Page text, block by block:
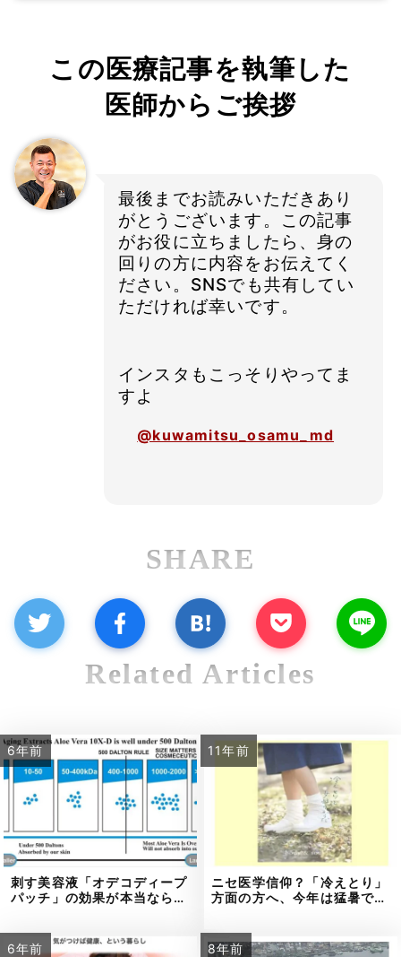
この医療記事を執筆した
医師からご挨拶
最後までお読みいただきあり
がとうございます。この記事
がお役に立ちましたら、身の
回りの方に内容をお伝えてく
ださい。SNSでも共有してい
ただければ幸いです。
インスタもこっそりやってま
すよ
@kuwamitsu_osamu_md
SHARE
Related Articles
6年前
刺す美容液「オデコディープ
パッチ」の効果が本当なら…
11年前
ニセ医学信仰？「冷えとり」
方面の方へ、今年は猛暑で…
6年前 8年前